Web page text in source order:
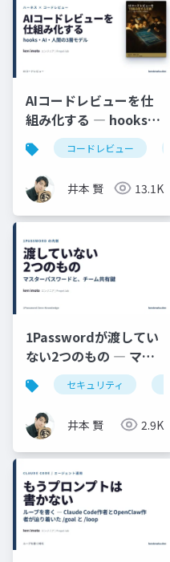
AIコードレビューを仕
組み化する ― hooks・
AI・人間の3層モデル
コードレビュー
井本 賢 13.1K
1Passwordが渡してい
ない2つのもの ― マス
ターパスワードと、チ
ーム共有鍵
セキュリティ
井本 賢 2.9K